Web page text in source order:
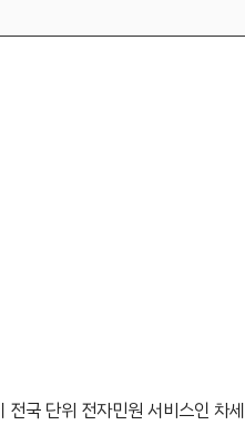
전국 단위 전자민원 서비스인 차